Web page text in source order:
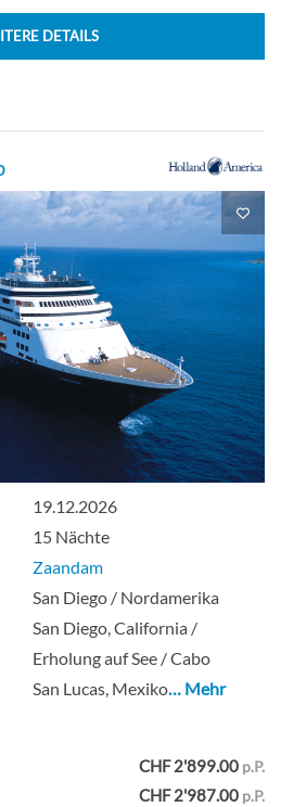
[EE]
[F]
DETAILS
19.12.2026
15 Nächte
Zaandam
San Diego / Nordamerika
San Diego, California /
Erholung auf See / Cabo
San Lucas, Mexiko… Mehr
CHF 2'899.00 p.P.
CHF 2'987.00 p.P.